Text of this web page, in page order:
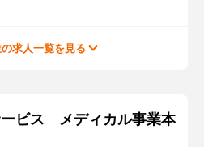
求人一覧を見る
ビス メディカル事業本